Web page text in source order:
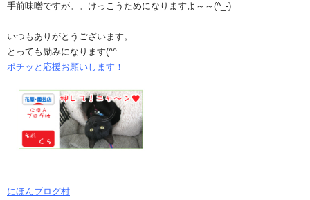
手前味噌ですが。。けっこうためになりますよ～～(^_-)
いつもありがとうございます。
とっても励みになります(^^ゞ
ポチッと応援お願いします！
にほんブログ村